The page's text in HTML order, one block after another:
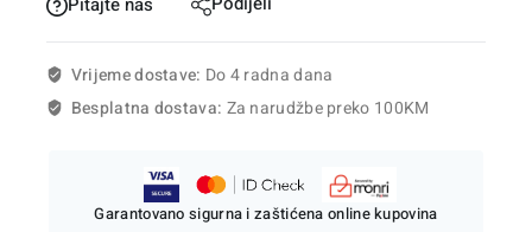
Pitajte nas
Vrijeme dostave: Do 4 radna dana
Besplatna dostava: Za narudžbe preko 100KM
Garantovano sigurna i zaštićena online kupovina